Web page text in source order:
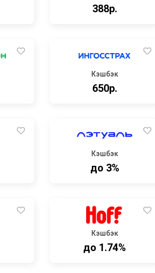
388р.
Кэшбэк
650р.
Кэшбэк
до 3%
Кэшбэк
до 1.74%